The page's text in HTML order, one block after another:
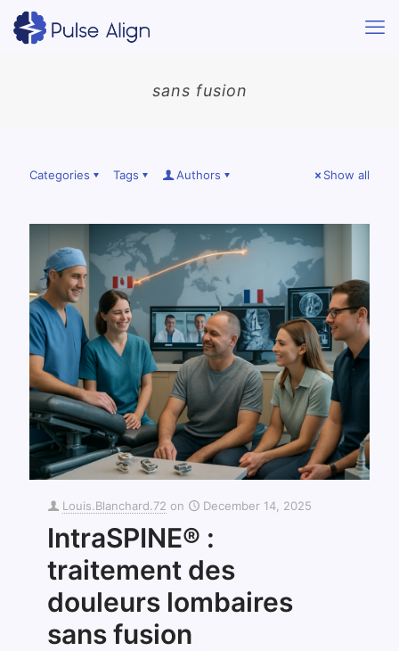
sans fusion
Categories Tags Authors Show all
Louis.Blanchard.72 on December 14, 2025
IntraSPINE® :
traitement des
douleurs lombaires
sans fusion